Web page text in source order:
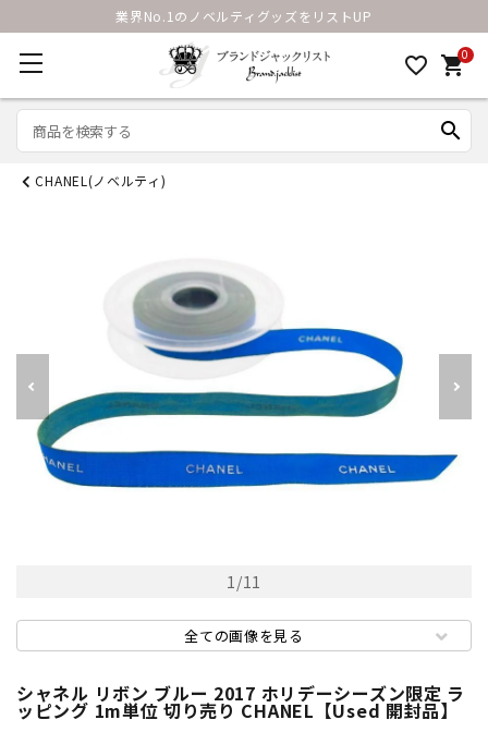
業界No.1のノベルティグッズをリストUP
favorite_border 0
shopping_cart
search
CHANEL(ノベルティ)
1/11
全ての画像を見る
シャネル リボン ブルー 2017 ホリデーシーズン限定 ラ
ッピング 1m単位 切り売り CHANEL【Used 開封品】